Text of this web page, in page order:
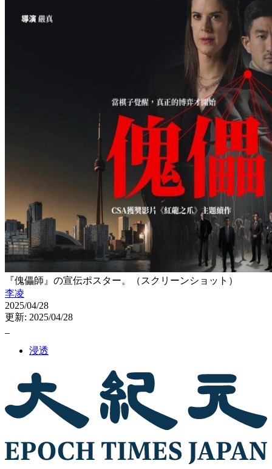
『傀儡師』の宣伝ポスター。（スクリーンショット）
李凌
2025/04/28
更新: 2025/04/28
浸透